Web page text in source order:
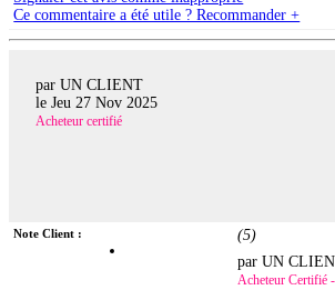
Ce commentaire a été utile ? Recommander +
par UN CLIENT
le Jeu 27 Nov 2025
Acheteur certifié
Note Client : (5)
par UN
Acheteur Certifié